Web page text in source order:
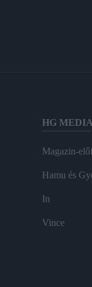
HG MEDIA
Magazin-
Hamu és
In
Vince